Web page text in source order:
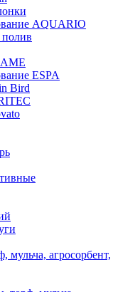
AQUARIO
ESPA
Bird
мульча, агросорбент,